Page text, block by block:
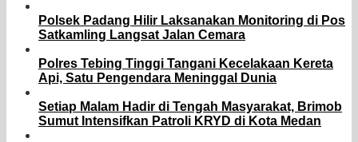
Polsek Padang Hilir Laksanakan Monitoring di Pos
Satkamling Langsat Jalan Cemara
Polres Tebing Tinggi Tangani Kecelakaan Kereta
Api, Satu Pengendara Meninggal Dunia
Setiap Malam Hadir di Tengah Masyarakat, Brimob
Sumut Intensifkan Patroli KRYD di Kota Medan